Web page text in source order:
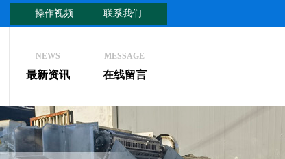
操作视频 联系我们
NEWS
最新资讯
MESSAGE
在线留言